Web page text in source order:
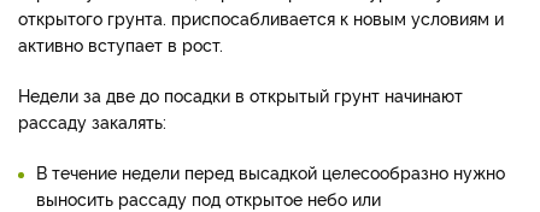
открытого грунта. приспосабливается к новым условиям и
активно вступает в рост.
Недели за две до посадки в открытый грунт начинают
рассаду закалять:
В течение недели перед высадкой целесообразно нужно
выносить рассаду под открытое небо или